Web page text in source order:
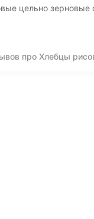
цельно
про Хлебцы